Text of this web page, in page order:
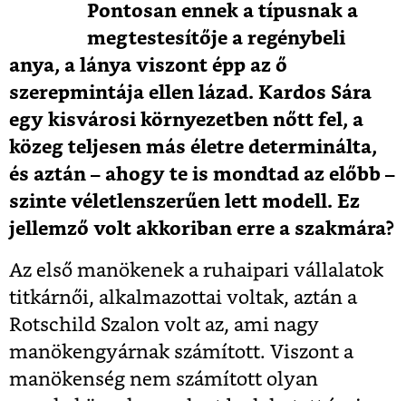
Pontosan ennek a típusnak a
megtestesítője a regénybeli
anya, a lánya viszont épp az ő
szerepmintája ellen lázad. Kardos Sára
egy kisvárosi környezetben nőtt fel, a
közeg teljesen más életre determinálta,
és aztán – ahogy te is mondtad az előbb –
szinte véletlenszerűen lett modell. Ez
jellemző volt akkoriban erre a szakmára?
Az első manökenek a ruhaipari vállalatok
titkárnői, alkalmazottai voltak, aztán a
Rotschild Szalon volt az, ami nagy
manökengyárnak számított. Viszont a
manökenség nem számított olyan